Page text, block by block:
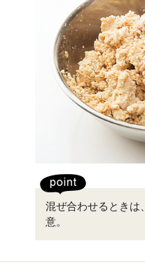
混ぜ合わせるときは
意。